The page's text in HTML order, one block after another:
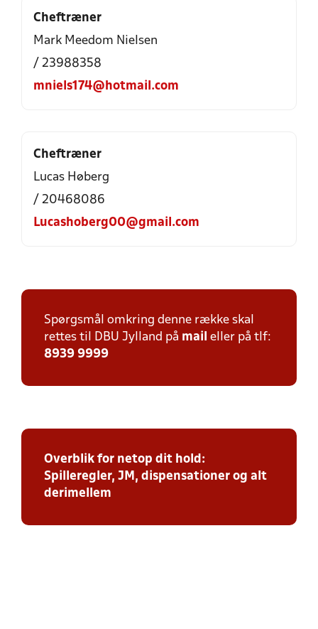
Cheftræner
Mark Meedom Nielsen
/ 23988358
mniels174@hotmail.com
Cheftræner
Lucas Høberg
/ 20468086
Lucashoberg00@gmail.com
Spørgsmål omkring denne række skal
rettes til DBU Jylland på mail eller på tlf:
8939 9999
Overblik for netop dit hold:
Spilleregler, JM, dispensationer og alt
derimellem